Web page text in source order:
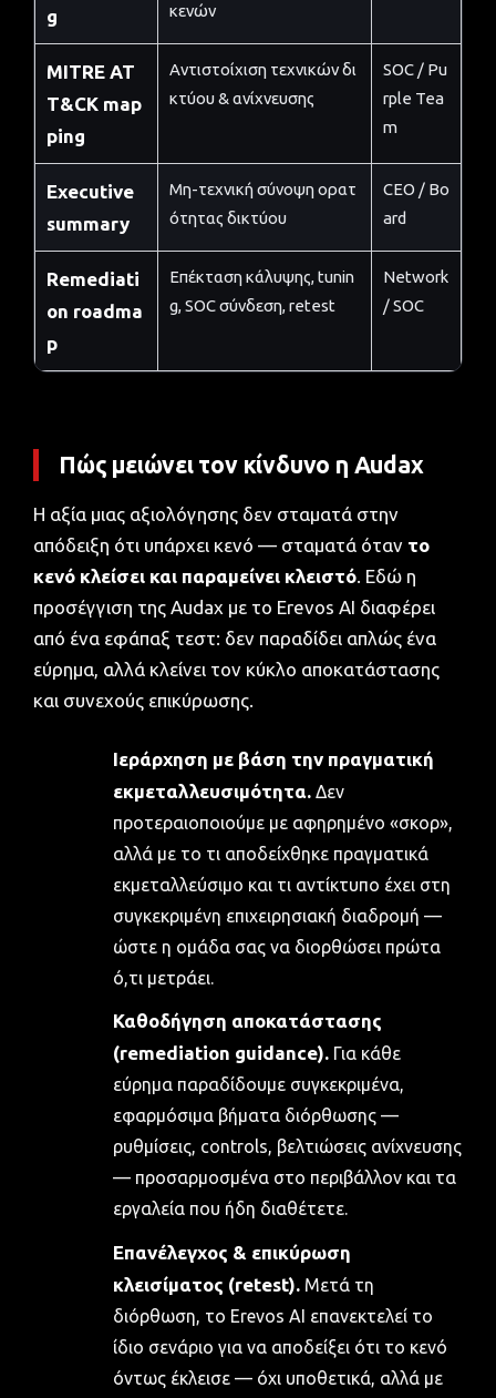
g κενών
MITRE AT
T&CK map
ping
Αντιστοίχιση τεχνικών δι
κτύου & ανίχνευσης
SOC / Pu
rple Tea
m
Executive
summary
Μη-τεχνική σύνοψη ορατ
ότητας δικτύου
CEO / Bo
ard
Remediati
on roadma
p
Επέκταση κάλυψης, tunin
g, SOC σύνδεση, retest
Network
/ SOC
Πώς μειώνει τον κίνδυνο η Audax
Η αξία μιας αξιολόγησης δεν σταματά στην
απόδειξη ότι υπάρχει κενό — σταματά όταν το
κενό κλείσει και παραμείνει κλειστό . Εδώ η
προσέγγιση της Audax με το Erevos AI διαφέρει
από ένα εφάπαξ τεστ: δεν παραδίδει απλώς ένα
εύρημα, αλλά κλείνει τον κύκλο αποκατάστασης
και συνεχούς επικύρωσης.
Ιεράρχηση με βάση την πραγματική
εκμεταλλευσιμότητα.Δεν
προτεραιοποιούμε με αφηρημένο «σκορ»,
αλλά με το τι αποδείχθηκε πραγματικά
εκμεταλλεύσιμο και τι αντίκτυπο έχει στη
συγκεκριμένη επιχειρησιακή διαδρομή —
ώστε η ομάδα σας να διορθώσει πρώτα
ό,τι μετράει.
Καθοδήγηση αποκατάστασης
(remediation guidance).Για κάθε
εύρημα παραδίδουμε συγκεκριμένα,
εφαρμόσιμα βήματα διόρθωσης —
ρυθμίσεις, controls, βελτιώσεις ανίχνευσης
— προσαρμοσμένα στο περιβάλλον και τα
εργαλεία που ήδη διαθέτετε.
Επανέλεγχος & επικύρωση
κλεισίματος (retest).Μετά τη
διόρθωση, το Erevos AI επανεκτελεί το
ίδιο σενάριο για να αποδείξει ότι το κενό
όντως έκλεισε — όχι υποθετικά, αλλά με